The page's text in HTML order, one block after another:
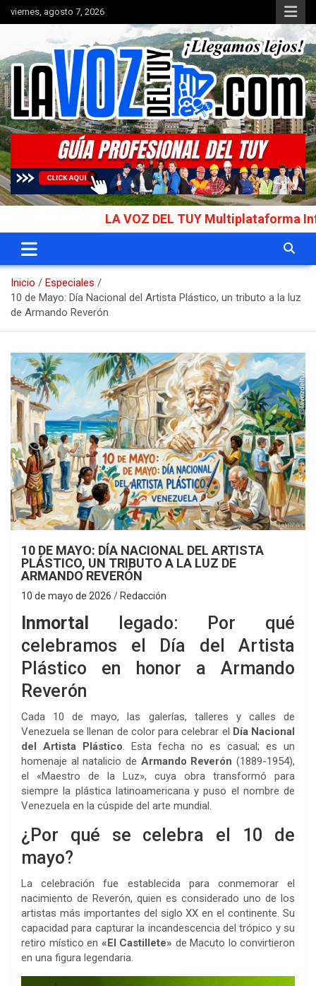
Saltar
al
viernes, agosto 7, 2026
La Voz del Tuy
Portal de noticias
LA VOZ DEL TUY Multiplataforma
Inicio
Especiales
10 de Mayo: Día Nacional del Artista Plástico, un tributo a la luz
de Armando Reverón
10 DE MAYO: DÍA NACIONAL DEL ARTISTA
PLÁSTICO, UN TRIBUTO A LA LUZ DE
ARMANDO REVERÓN
10 de mayo de 2026 Redacción
Inmortal legado: Por qué
celebramos el Día del Artista
Plástico en honor a Armando
Reverón
Cada 10 de mayo, las galerías, talleres y calles de
Venezuela se llenan de color para celebrar el Día Nacional
del Artista Plástico . Esta fecha no es casual; es un
homenaje al natalicio de Armando Reverón (1889-1954),
el «Maestro de la Luz», cuya obra transformó para
siempre la plástica latinoamericana y puso el nombre de
Venezuela en la cúspide del arte mundial.
¿Por qué se celebra el 10 de
mayo?
La celebración fue establecida para conmemorar el
nacimiento de Reverón, quien es considerado uno de los
artistas más importantes del siglo XX en el continente. Su
capacidad para capturar la incandescencia del trópico y su
retiro místico en «El Castillete» de Macuto lo convirtieron
en una figura legendaria.